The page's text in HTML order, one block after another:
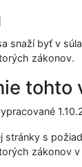
snaží byť v
zákonov.
tohto
stránky s
zákonov